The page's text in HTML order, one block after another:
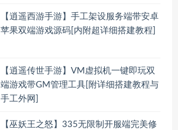
【逍遥西游手游】手工架设服务端带安卓
苹果双端游戏源码[内附超详细搭建教程]
【逍遥传世手游】VM虚拟机一键即玩双
端游戏带GM管理工具[附详细搭建教程与
手工外网]
【巫妖王之怒】335无限制开服端完美修